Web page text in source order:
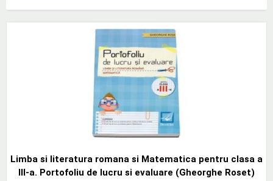
Limba si literatura romana si Matematica pentru clasa a
III-a. Portofoliu de lucru si evaluare (Gheorghe Roset)